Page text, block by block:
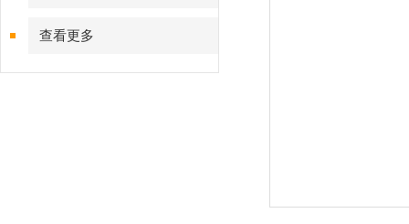
查看更多